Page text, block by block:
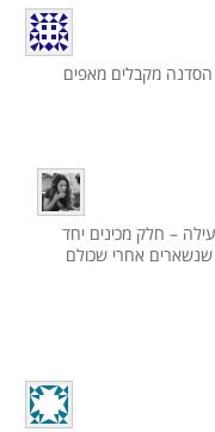
מקבלים מאפים
– חלק מכינים יחד
אחרי שכולם